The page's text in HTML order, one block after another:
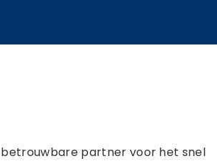
betrouwbare partner voor het snel